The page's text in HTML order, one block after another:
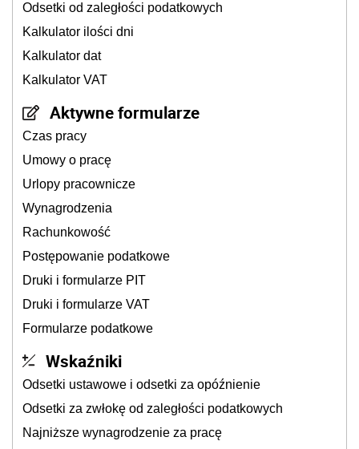
Odsetki od zaległości podatkowych
Kalkulator ilości dni
Kalkulator dat
Kalkulator VAT
Aktywne formularze
Czas pracy
Umowy o pracę
Urlopy pracownicze
Wynagrodzenia
Rachunkowość
Postępowanie podatkowe
Druki i formularze PIT
Druki i formularze VAT
Formularze podatkowe
Wskaźniki
Odsetki ustawowe i odsetki za opóźnienie
Odsetki za zwłokę od zaległości podatkowych
Najniższe wynagrodzenie za pracę